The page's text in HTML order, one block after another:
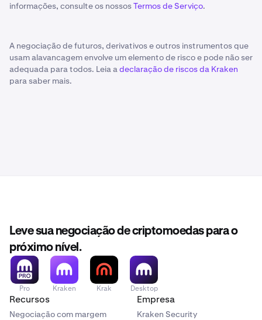
informações, consulte os nossosTermos de Serviço.
A negociação de futuros, derivativos e outros instrumentos que
usam alavancagem envolve um elemento de risco e pode não ser
adequada para todos. Leia adeclaração de riscos da Kraken
para saber mais.
Leve sua negociação de criptomoedas para o
próximo nível.
Pro Kraken Krak Desktop
Recursos
Negociação com margem
Empresa
Kraken Security